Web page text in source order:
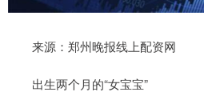
来源：郑州晚报线上配资网
出生两个月的“女宝宝”